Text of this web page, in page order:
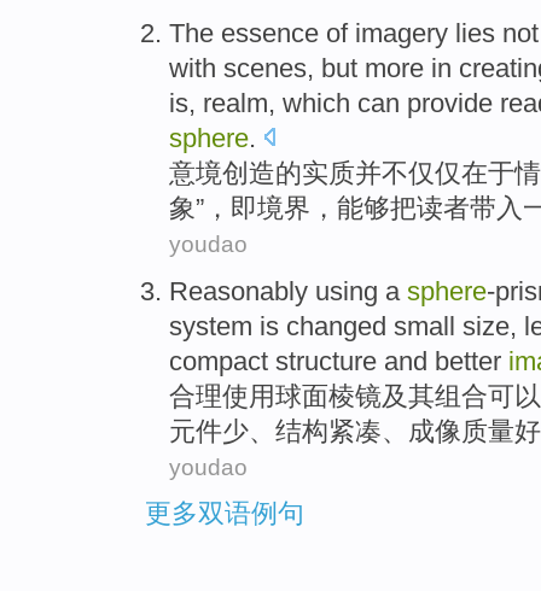
The essence of imagery lies not
with scenes, but more in
is, realm, which can provide
sphere.
意境创造的实质并不仅仅在于
象”， 即境界 ， 能够把读者带入
youdao
Reasonably using a sphere-
system is changed small size,
compact structure and better
合理使用球面棱镜及其组合可
元件少、 结构紧凑、成像质量
youdao
更多双语例句